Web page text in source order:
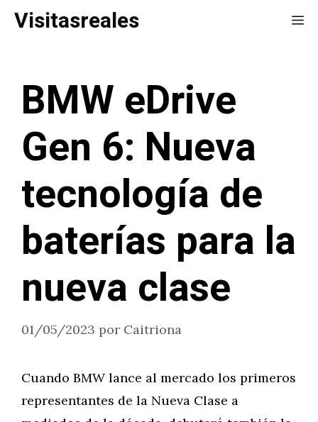
Saltar
Visitasreales
BMW eDrive
Gen 6: Nueva
tecnología de
baterías para la
nueva clase
01/05/2023 por Caitriona
Cuando BMW lance al mercado los primeros
representantes de la Nueva Clase a